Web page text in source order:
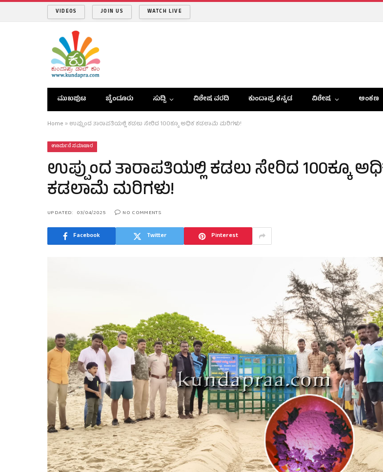
VIDEOS JOIN US WATCH LIVE
ಮುಖಪುಟ ಬೈಂದೂರು ಸುದ್ದಿ ವಿಶೇಷ ವರದಿ ಕುಂದಾಪ್ರ ಕನ್ನಡ ವಿಶೇಷ ಅಂಕಣ
Home » ಉಪ್ಪುಂದ ತಾರಾಪತಿಯಲ್ಲಿ ಕಡಲು ಸೇರಿದ 100ಕ್ಕೂ ಅಧಿಕ ಕಡಲಾಮೆ ಮರಿಗಳು!
ಊರ್ಮನೆ ಸಮಾಚಾರ
ಉಪ್ಪುಂದ ತಾರಾಪತಿಯಲ್ಲಿ ಕಡಲು ಸೇರಿದ 100ಕ್ಕೂ
ಕಡಲಾಮೆ ಮರಿಗಳು!
UPDATED: 03/04/2025 NO COMMENTS
Facebook Twitter Pinterest